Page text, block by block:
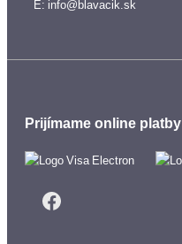
E: info@blavacik.sk
Prijímame online platby